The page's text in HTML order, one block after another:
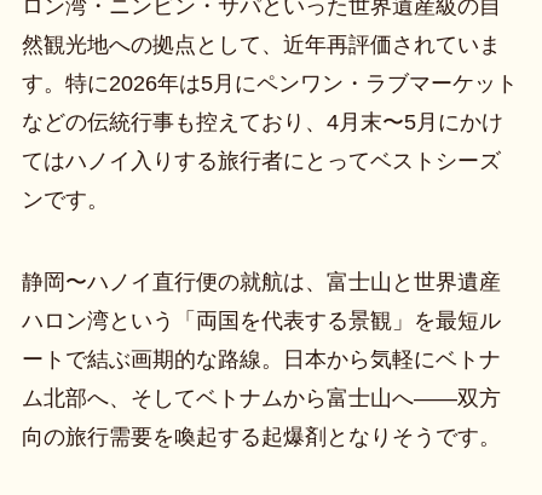
ロン湾・ニンビン・サパといった世界遺産級の自
然観光地への拠点として、近年再評価されていま
す。特に2026年は5月にペンワン・ラブマーケット
などの伝統行事も控えており、4月末〜5月にかけ
てはハノイ入りする旅行者にとってベストシーズ
ンです。
静岡〜ハノイ直行便の就航は、富士山と世界遺産
ハロン湾という「両国を代表する景観」を最短ル
ートで結ぶ画期的な路線。日本から気軽にベトナ
ム北部へ、そしてベトナムから富士山へ——双方
向の旅行需要を喚起する起爆剤となりそうです。